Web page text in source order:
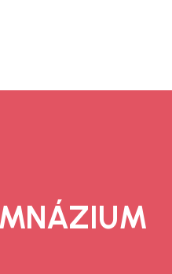
a v dalších oblastech.